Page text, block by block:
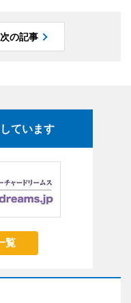
次の記事
ています
覧